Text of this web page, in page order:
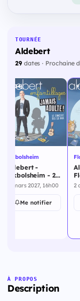
TOURNÉE
Aldebert
29dates · Prochaine
234j
Eckbolsheim
Aldebert -
Eckbolsheim - 29
mars 2027
29 mars 2027, 16h00
Me notifier
2
À PROPOS
Description